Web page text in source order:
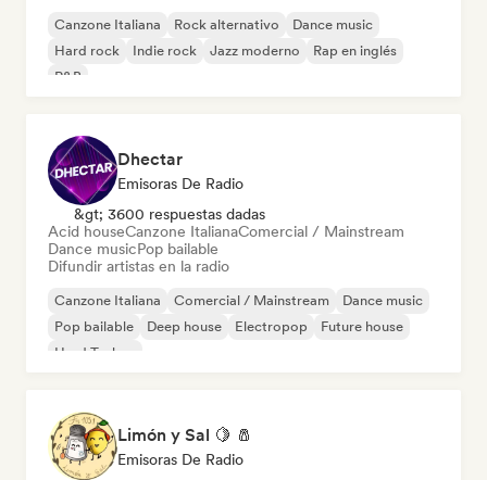
Canzone Italiana Rock alternativo
Dance music
Hard rock
Indie rock Jazz moderno
Rap en inglés
R&B
Dhectar
Emisoras De Radio
&gt; 3600 respuestas dadas
Acid houseCanzone ItalianaComercial / Mainstream
Dance musicPop bailable
Difundir artistas en la radio
Canzone Italiana Comercial / Mainstream
Dance music
Pop bailable
Deep house Electropop
Future house
Hard Techno
Limón y Sal 🍋 🧂
Emisoras De Radio